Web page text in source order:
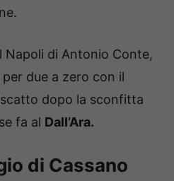
Napoli di Antonio Conte,
due a zero con il
dopo la sconfitta
fa al Dall’Ara.
di Cassano